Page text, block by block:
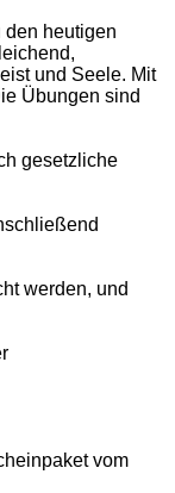
den heutigen
und Seele. Mit
Übungen sind
gesetzliche
werden, und
vom